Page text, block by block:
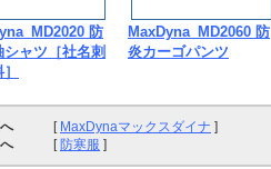
防
シャツ［社名刺
MaxDyna_MD2060 防
炎カーゴパンツ
[ MaxDynaマックスダイナ ]
[ 防寒服 ]